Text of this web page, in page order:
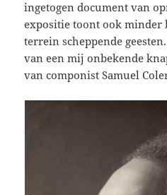
ingetogen document van
expositie toont ook minder
terrein scheppende
van een mij onbekende
van componist Samuel